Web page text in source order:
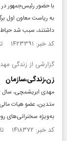
با حضور رئیس‌جمهور در
به ریاست معاون اول
داشتند، سبب شد
کد خبر: ۱۴۲۳۳۹۱ تاریخ انتشار : ۱۴۰۲/۰۶/۳۰
گزارشی از زندگی
زن،زندگی،سازمان
متدین، عضو هیات
به‌‌ویژه سخنرانی‌های
کد خبر: ۱۴۱۸۳۷۲ تاریخ انتشار : ۱۴۰۲/۰۵/۱۴